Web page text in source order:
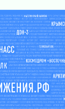
2027
Ленобласти
доплату от
пожаров